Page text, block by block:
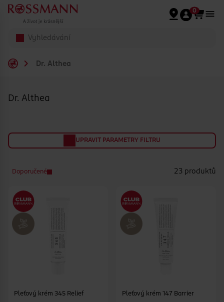
Přeskočit na hlavmní obsah
0
Dr. Althea
Dr. Althea
UPRAVIT PARAMETRY FILTRU
Doporučené 23 produktů
Pleťový krém 345 Relief
Pleťový krém 147 Barrier